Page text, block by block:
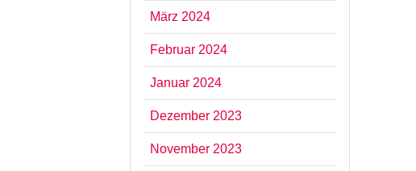
März 2024
Februar 2024
Januar 2024
Dezember 2023
November 2023